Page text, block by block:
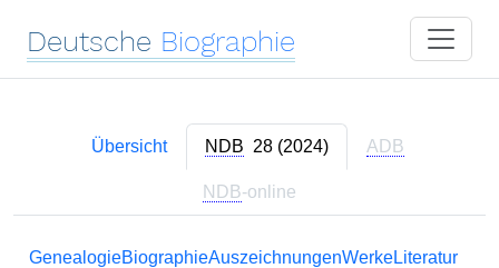
Deutsche Biographie
Übersicht NDB 28 (2024) ADB
NDB-online
GenealogieBiographieAuszeichnungenWerkeLiteratur